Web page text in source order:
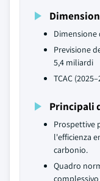
Dimensione
Previsione
5,4 miliardi
TCAC
Principali
Prospettive
l'efficienza
carbonio.
Quadro